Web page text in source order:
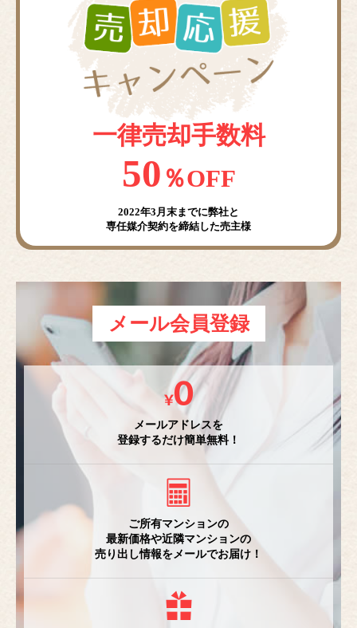
一律売却手数料
50 ％OFF
2022年3月末までに弊社と
専任媒介契約を締結した売主様
メール会員登録
メールアドレスを
登録するだけ簡単無料！
ご所有マンションの
最新価格や近隣マンションの
売り出し情報をメールでお届け！